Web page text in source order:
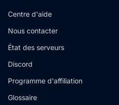
Centre d'aide
Nous contacter
État des serveurs
Discord
Programme d'affiliation
Glossaire